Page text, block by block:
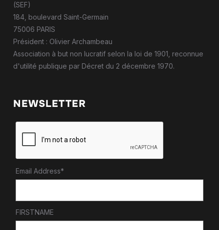
(SEF)
184, boulevard Saint-Germain
75006 PARIS
Président : Olivier Archambeau
Association à but non lucratif selon la loi de 1901, reconnue
d'utilité publique par Décret du 2 décembre 1970.
NEWSLETTER
Email Address*
FIRSTNAME